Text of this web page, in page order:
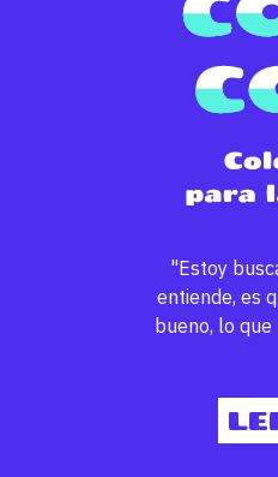
"Estoy
entiende, es
bueno, lo